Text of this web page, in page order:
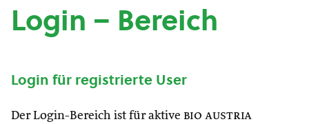
Login – Bereich
Login für registrierte User
Der Login-Bereich ist für aktive bio austria